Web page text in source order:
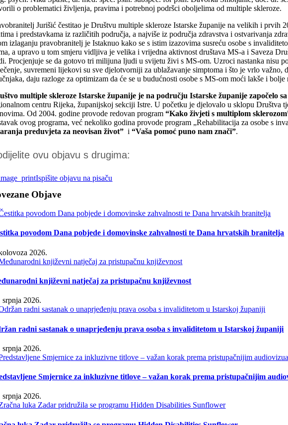
o problematici življenja, pravima i potrebnoj podršci oboljelima od multiple skleroze.
Jurišić čestitao je Društvu multiple skleroze Istarske županije na velikih i prvih
i predstavkama iz različitih područja, a najviše iz područja zdravstva i ostvarivanja
izlaganju pravobranitelj je Istaknuo kako se s istim izazovima susreću osobe s
a upravo u tom smjeru vidljiva je velika i vrijedna aktivnost društava MS-a i Saveza
Procjenjuje se da gotovo tri milijuna ljudi u svijetu živi s MS-om. Uzroci nastanka nisu
suvremeni lijekovi su sve djelotvorniji za ublažavanje simptoma i što je vrlo
daju razloge za optimizam da će se u budućnosti osobe s MS-om moći lakše i
multiple skleroze Istarske županije je na području Istarske županije započelo
centru Rijeka, županijskoj sekciji Istre. U početku je djelovalo u sklopu Društva
Od 2004. godine provode redovan program“Kako živjeti s multiplom
ovog programa, već nekoliko godina provode program „Rehabilitacija za osobe s
preduvjeta za neovisan život” i“Vaša pomoć puno nam znači”.
ovu objavu s drugima:
Ispišite objavu na pisaču
Objave
povodom Dana pobjede i domovinske zahvalnosti te Dana hrvatskih branitelja
2026.
književni natječaj za pristupačnu književnost
srpnja 2026.
radni sastanak o unaprjeđenju prava osoba s invaliditetom u Istarskoj županiji
srpnja 2026.
Smjernice za inkluzivne titlove – važan korak prema pristupačnijim
srpnja 2026.